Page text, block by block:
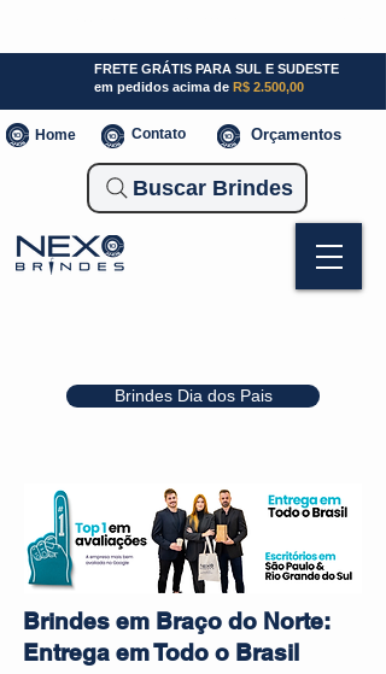
Brindes Dia dos Pais
FRETE GRÁTIS PARA SUL E SUDESTE
em pedidos acima de R$ 2.500,00
Home Contato Orçamentos
Buscar Brindes
Brindes em Braço do Norte:
Entrega em Todo o Brasil